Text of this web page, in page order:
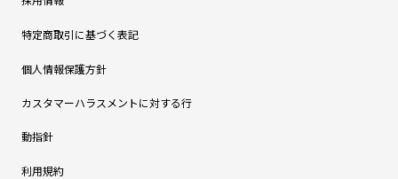
特定商取引に基づく表記
個人情報保護方針
カスタマーハラスメントに対する行
動指針
利用規約